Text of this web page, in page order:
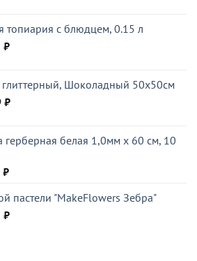
топиария с блюдцем, 0.15 л
₽Текущая
Шоколадный 50x50см
₽
герберная белая 1,0мм x 60 см, 10
₽Текущая
108 ₽.
пастели "MakeFlowers Зебра"
₽Текущая